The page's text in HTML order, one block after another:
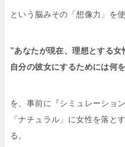
という脳みその「想像力」を
”あなたが現在、理想とする女
自分の彼女にするためには何
を、事前に『シミュレーショ
「ナチュラル」に女性を落と
る。